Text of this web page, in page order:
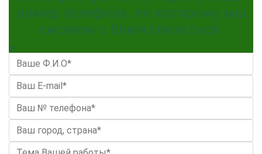
номер телефона, по которому мы
сможем с Вами связаться.